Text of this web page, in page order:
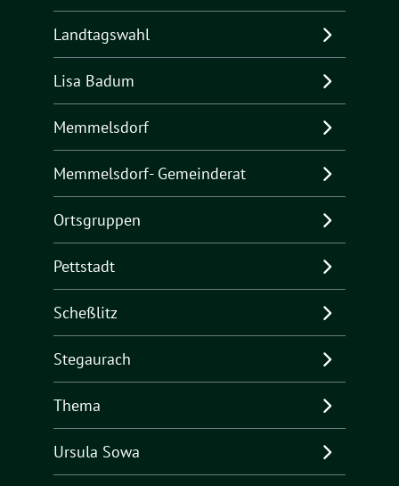
Landtagswahl
Lisa Badum
Memmelsdorf
Memmelsdorf- Gemeinderat
Ortsgruppen
Pettstadt
Scheßlitz
Stegaurach
Thema
Ursula Sowa